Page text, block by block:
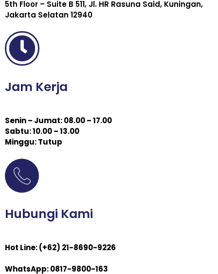
5th Floor – Suite B 511, Jl. HR Rasuna Said, Kuningan,
Jakarta Selatan 12940
Jam Kerja
Senin – Jumat: 08.00 – 17.00
Sabtu: 10.00 – 13.00
Minggu: Tutup
Hubungi Kami
Hot Line: (+62) 21-8690-9226
WhatsApp: 0817-9800-163